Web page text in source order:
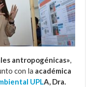
antropogénicas»,
con la académica
UPLA, Dra.